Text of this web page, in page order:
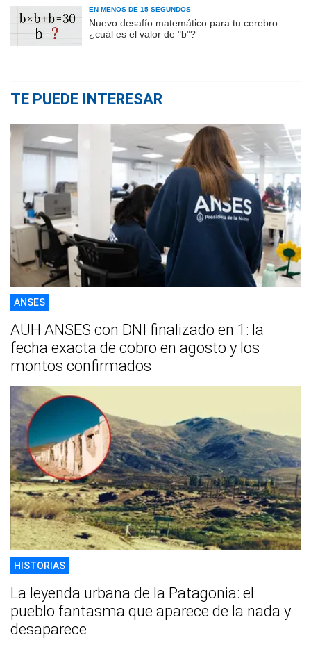
EN MENOS DE 15 SEGUNDOS
Nuevo desafío matemático para tu cerebro:
¿cuál es el valor de "b"?
TE PUEDE INTERESAR
ANSES
AUH ANSES con DNI finalizado en 1: la
fecha exacta de cobro en agosto y los
montos confirmados
HISTORIAS
La leyenda urbana de la Patagonia: el
pueblo fantasma que aparece de la nada y
desaparece